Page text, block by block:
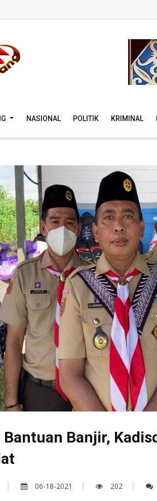
NASIONAL POLITIK KRIMINAL
Bantuan Banjir,
06-18-2021 202